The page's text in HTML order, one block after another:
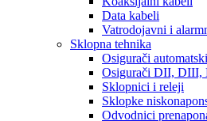
Data kabeli
Vatrodojavni i
Sklopna tehnika
Osigurači
Osigurači DII, DIII,
Sklopnici i releji
Sklopke
Odvodnici